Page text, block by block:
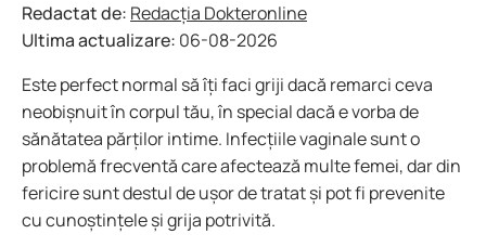
Redactat de: Redacția Dokteronline
Ultima actualizare: 06-08-2026
Este perfect normal să îți faci griji dacă remarci ceva
neobișnuit în corpul tău, în special dacă e vorba de
sănătatea părților intime. Infecțiile vaginale sunt o
problemă frecventă care afectează multe femei, dar din
fericire sunt destul de ușor de tratat și pot fi prevenite
cu cunoștințele și grija potrivită.